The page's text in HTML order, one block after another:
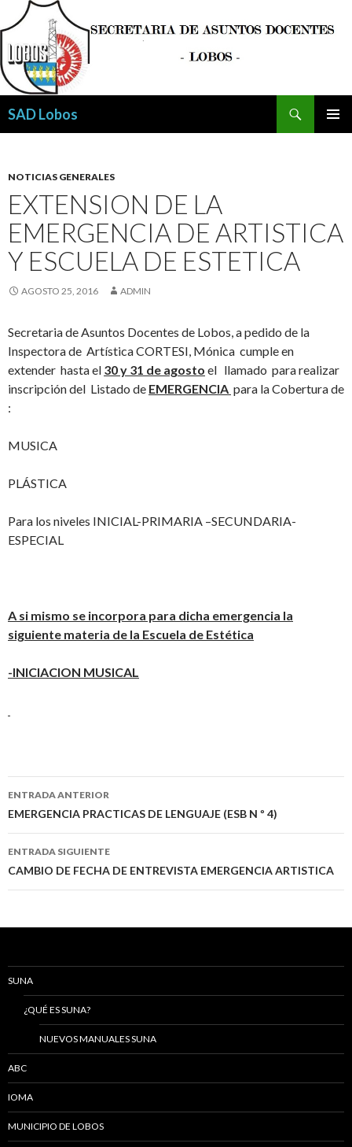
SAD Lobos
NOTICIAS GENERALES
EXTENSION DE LA
EMERGENCIA DE ARTISTICA
Y ESCUELA DE ESTETICA
AGOSTO 25, 2016 ADMIN
Secretaria de Asuntos Docentes de Lobos, a pedido de la
Inspectora de Artística CORTESI, Mónica cumple en
extender hasta el 30 y 31 de agosto el llamado para realizar
inscripción del Listado de EMERGENCIA para la Cobertura de
:
MUSICA
PLÁSTICA
Para los niveles INICIAL-PRIMARIA –SECUNDARIA-
ESPECIAL
A si mismo se incorpora para dicha emergencia la
siguiente materia de la Escuela de Estética
-INICIACION MUSICAL
Navegación
de
entradas
ENTRADA ANTERIOR
EMERGENCIA PRACTICAS DE LENGUAJE (ESB N º 4)
ENTRADA SIGUIENTE
CAMBIO DE FECHA DE ENTREVISTA EMERGENCIA ARTISTICA
SUNA
¿QUÉ ES SUNA?
NUEVOS MANUALES SUNA
ABC
IOMA
MUNICIPIO DE LOBOS